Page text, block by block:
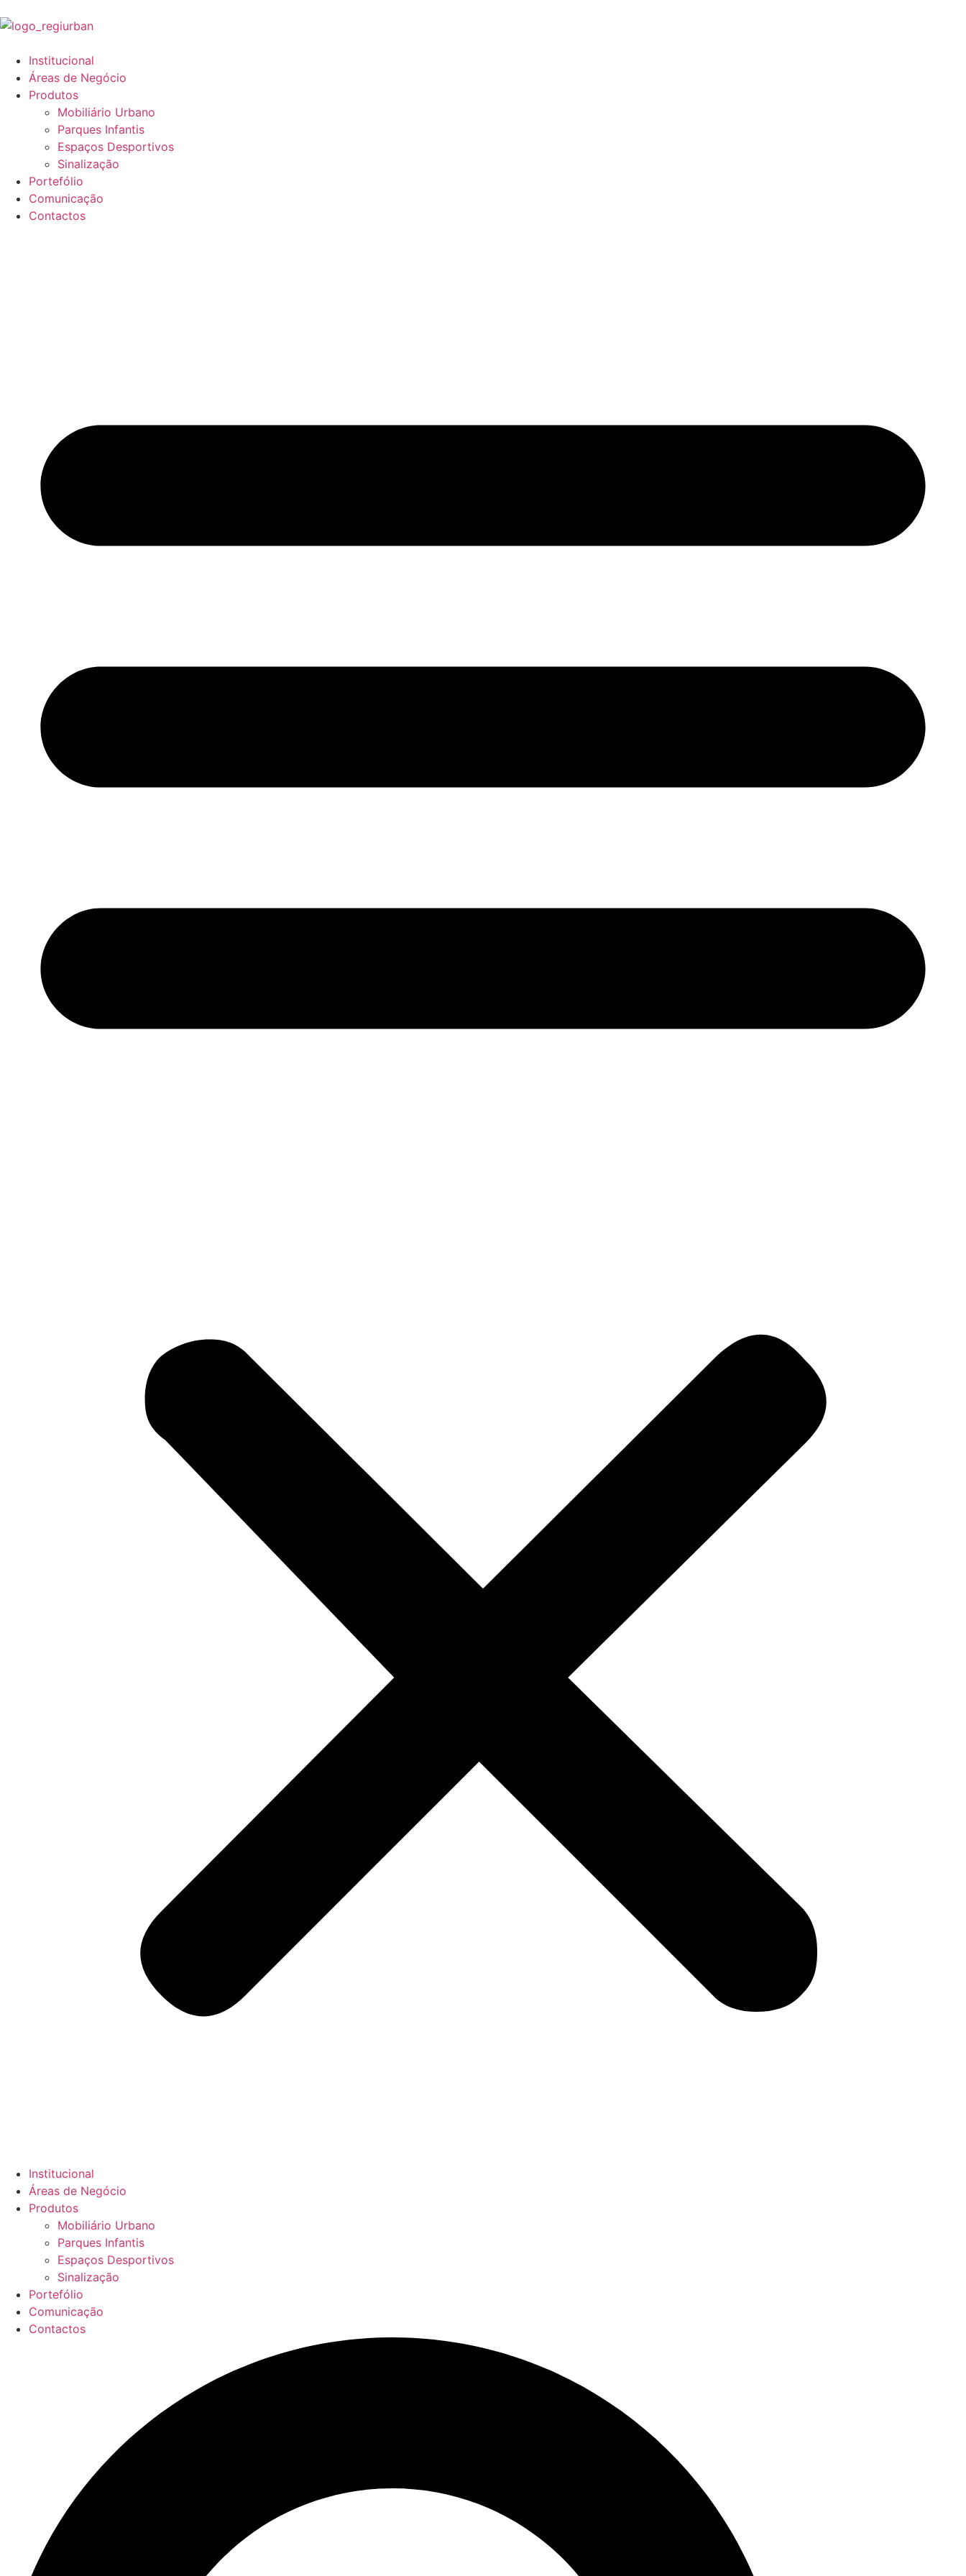
Institucional
Áreas de Negócio
Produtos
Mobiliário Urbano
Parques Infantis
Espaços Desportivos
Sinalização
Portefólio
Comunicação
Contactos
Institucional
Áreas de Negócio
Produtos
Mobiliário Urbano
Parques Infantis
Espaços Desportivos
Sinalização
Portefólio
Comunicação
Contactos